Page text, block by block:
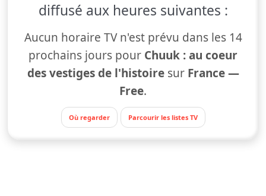
diffusé aux heures suivantes :
Aucun horaire TV n'est prévu dans les 14
prochains jours pour Chuuk : au coeur
des vestiges de l'histoiresur France —
Free.
Où regarder Parcourir les listes TV